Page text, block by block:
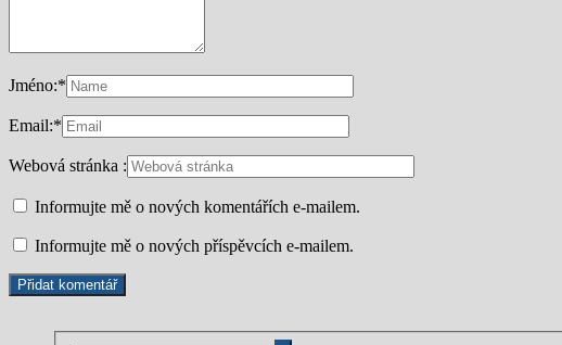
Jméno:*
Email:*
Webová stránka :
Informujte mě o nových komentářích e-mailem.
Informujte mě o nových příspěvcích e-mailem.